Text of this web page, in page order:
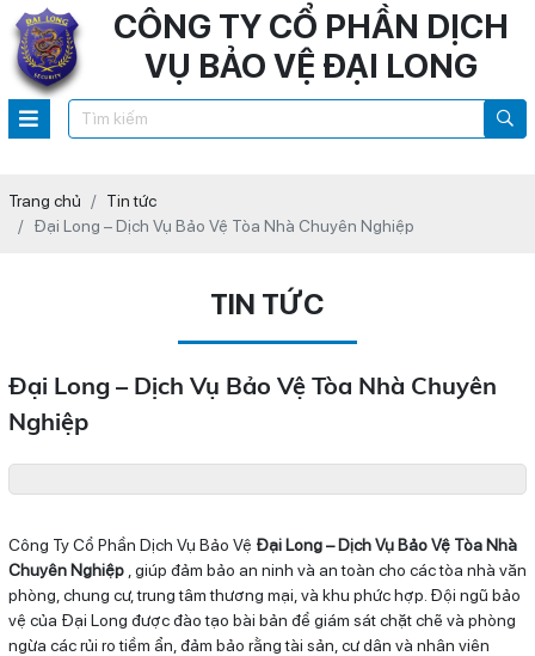
CÔNG TY CỔ PHẦN DỊCH
VỤ BẢO VỆ ĐẠI LONG
Trang chủ
Tin tức
Đại Long – Dịch Vụ Bảo Vệ Tòa Nhà Chuyên Nghiệp
TIN TỨC
Đại Long – Dịch Vụ Bảo Vệ Tòa Nhà Chuyên
Nghiệp
Công Ty Cổ Phần Dịch Vụ Bảo Vệ Đại Long – Dịch Vụ Bảo Vệ Tòa Nhà
Chuyên Nghiệp, giúp đảm bảo an ninh và an toàn cho các tòa nhà văn
phòng, chung cư, trung tâm thương mại, và khu phức hợp. Đội ngũ bảo
vệ của Đại Long được đào tạo bài bản để giám sát chặt chẽ và phòng
ngừa các rủi ro tiềm ẩn, đảm bảo rằng tài sản, cư dân và nhân viên